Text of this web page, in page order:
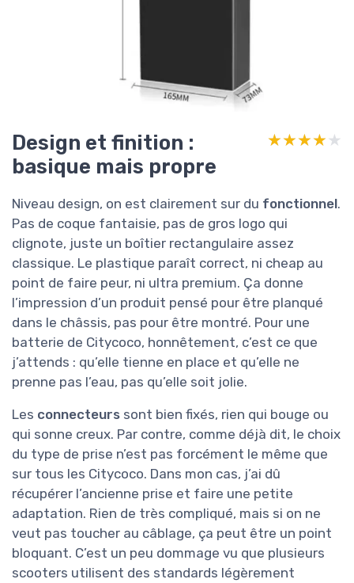
Design et finition :
basique mais propre
★★★★★
★★★★★
Niveau design, on est clairement sur du fonctionnel.
Pas de coque fantaisie, pas de gros logo qui
clignote, juste un boîtier rectangulaire assez
classique. Le plastique paraît correct, ni cheap au
point de faire peur, ni ultra premium. Ça donne
l’impression d’un produit pensé pour être planqué
dans le châssis, pas pour être montré. Pour une
batterie de Citycoco, honnêtement, c’est ce que
j’attends : qu’elle tienne en place et qu’elle ne
prenne pas l’eau, pas qu’elle soit jolie.
Les connecteurs sont bien fixés, rien qui bouge ou
qui sonne creux. Par contre, comme déjà dit, le choix
du type de prise n’est pas forcément le même que
sur tous les Citycoco. Dans mon cas, j’ai dû
récupérer l’ancienne prise et faire une petite
adaptation. Rien de très compliqué, mais si on ne
veut pas toucher au câblage, ça peut être un point
bloquant. C’est un peu dommage vu que plusieurs
scooters utilisent des standards légèrement